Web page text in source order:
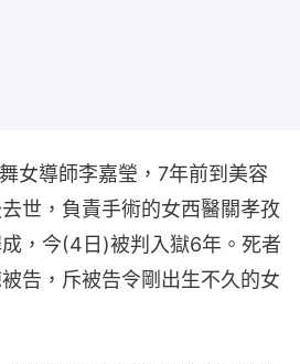
女導師李嘉瑩，7年前到美容
世，負責手術的女西醫關孝孜
，今(4日)被判入獄6年。死者
告，斥被告令剛出生不久的女